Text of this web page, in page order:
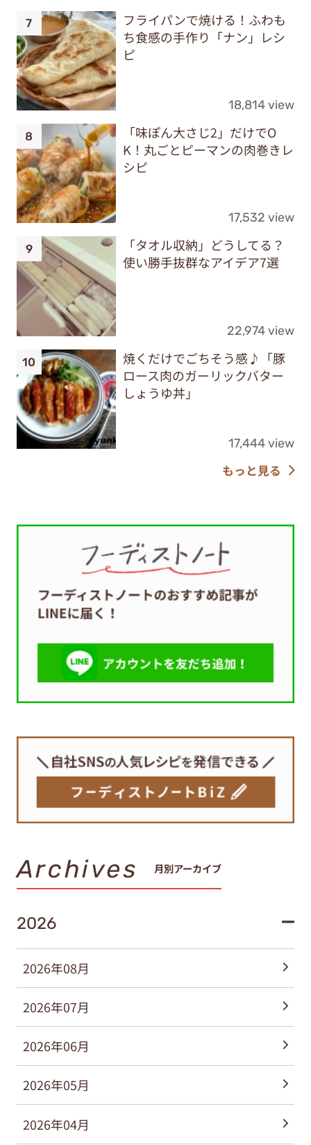
フライパンで焼ける！ふわも
ち食感の手作り「ナン」レシ
ピ
18,814 view
「味ぽん大さじ2」だけでO
K！丸ごとピーマンの肉巻きレ
シピ
17,532 view
「タオル収納」どうしてる？
使い勝手抜群なアイデア7選
22,974 view
焼くだけでごちそう感♪「豚
ロース肉のガーリックバター
しょうゆ丼」
17,444 view
もっと見る
Archives 月別アーカイブ
2026
2026年08月
2026年07月
2026年06月
2026年05月
2026年04月